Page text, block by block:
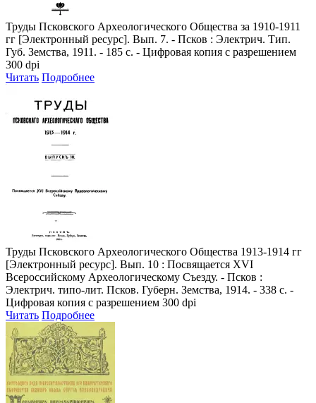
Труды Псковского Археологического Общества за 1910-1911
гг [Электронный ресурс]. Вып. 7. - Псков : Электрич. Тип.
Губ. Земства, 1911. - 185 с. - Цифровая копия с разрешением
300 dpi
Читать Подробнее
Труды Псковского Археологического Общества 1913-1914 гг
[Электронный ресурс]. Вып. 10 : Посвящается XVI
Всероссийскому Археологическому Съезду. - Псков :
Электрич. типо-лит. Псков. Губерн. Земства, 1914. - 338 с. -
Цифровая копия с разрешением 300 dpi
Читать Подробнее